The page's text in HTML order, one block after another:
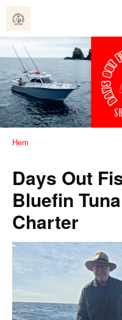
Hem
Days Out
Bluefin
Charter